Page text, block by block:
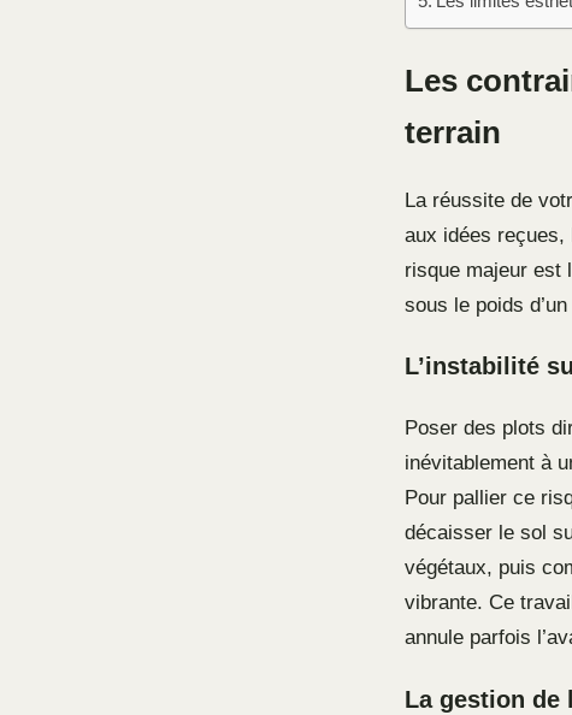
Les
terrain
La réussite de
aux idées reçues,
risque majeur est
sous le poids
L’instabilité
Poser des plots
inévitablement à
Pour pallier ce
décaisser le sol
végétaux, puis
vibrante. Ce
annule parfois
La gestion de